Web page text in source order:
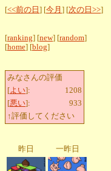
[<<前の日 ] [今月 ] [次の日>>]
[ranking] [new] [random]
[home] [blog]
みなさんの評価
[よい]:
1208
[悪い]:
933
↑評価してください
昨日 一昨日